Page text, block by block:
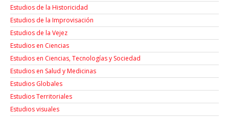
Estudios de la Historicidad
Estudios de la Improvisación
Estudios de la Vejez
Estudios en Ciencias
Estudios en Ciencias, Tecnologías y Sociedad
Estudios en Salud y Medicinas
Estudios Globales
Estudios Territoriales
Estudios visuales